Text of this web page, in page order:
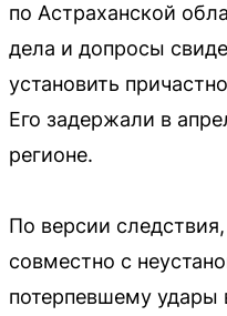
по Астраханской
дела и допросы
установить
Его задержали в
регионе.
По версии
совместно с
потерпевшему